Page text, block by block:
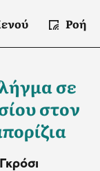
Ροή
σε
στον